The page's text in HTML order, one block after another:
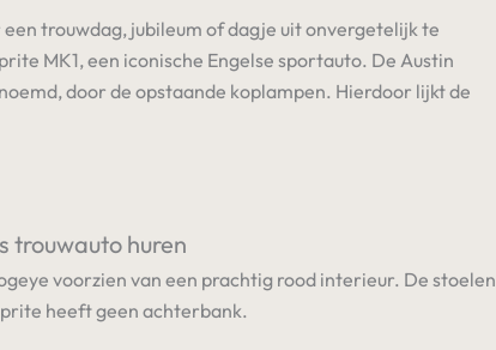
trouwdag, jubileum of dagje uit onvergetelijk te
MK1, een iconische Engelse sportauto. De Austin
door de opstaande koplampen. Hierdoor lijkt de
trouwauto huren
voorzien van een prachtig rood interieur. De stoelen
heeft geen achterbank.